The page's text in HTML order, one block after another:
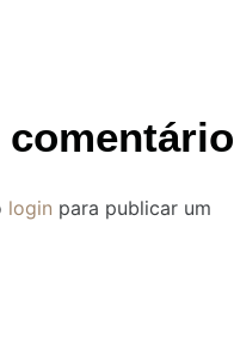
comentário
login para publicar um